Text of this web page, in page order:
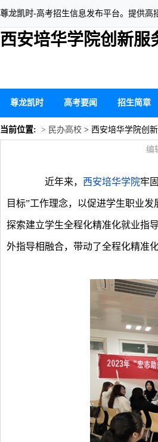
尊龙凯时-高考招生信息发布平台。提供高
西安培华学院创新服
尊龙凯时 高考要闻 招生简章
当前位置: > 民办高校 > 西安培华学院创
编
近年来， 西安培华学院牢
目标”工作理念，以促进学生职业
探索建立学生全程化精准化就业指
外指导相融合，带动了全程化精准